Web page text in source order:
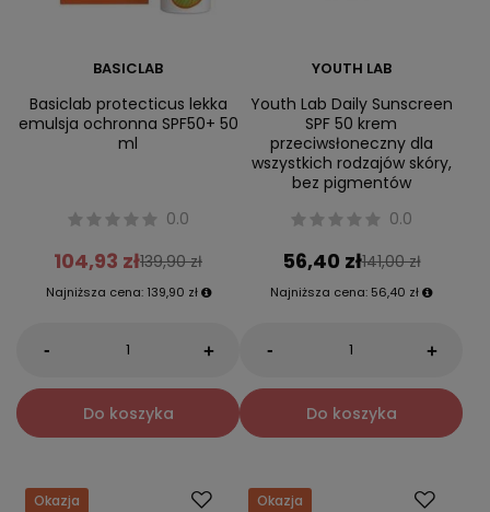
BASICLAB
Basiclab protecticus lekka
emulsja ochronna SPF50+ 50
ml
0.0
104,93 zł139,90 zł
Najniższa cena: 139,90 zł
- +
Do koszyka
YOUTH LAB
Youth Lab Daily Sunscreen
SPF 50 krem
przeciwsłoneczny dla
wszystkich rodzajów skóry,
bez pigmentów
0.0
56,40 zł141,00 zł
Najniższa cena: 56,40 zł
- +
Do koszyka
Okazja Okazja